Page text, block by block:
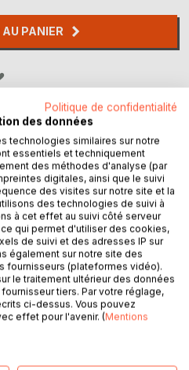
PANIER
de son beau-père, Arlette
pour vivre seule à Paris.
tante très riche le jour de
du testament de son
une union "blanche"
Politique de confidentialité
des données
technologies similaires sur notre
essentiels et techniquement
des méthodes d'analyse (par
digitales, ainsi que le suivi
des visites sur notre site et la
des technologies de suivi à
à cet effet au suivi côté serveur
qui permet d'utiliser des cookies,
de suivi et des adresses IP sur
également sur notre site des
fournisseurs (plateformes vidéo).
le traitement ultérieur des données
tiers. Par votre réglage,
ci-dessus. Vous pouvez
effet pour l'avenir. (Mentions